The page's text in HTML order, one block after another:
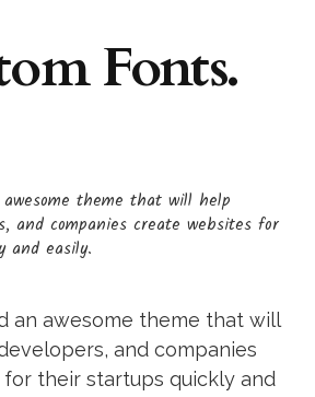
Fonts.
theme that will help
and companies create websites for
and easily.
an awesome theme that will
and companies
their startups quickly and